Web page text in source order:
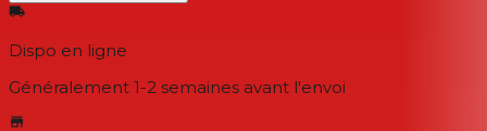
Dispo en ligne
Généralement 1-2 semaines avant l'envoi